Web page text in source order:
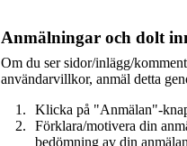
Anmälningar och dolt
Om du ser sidor/inlägg/
användarvillkor, anmäl detta
Klicka på "Anmälan"-
Förklara/motivera din
bedömning av din